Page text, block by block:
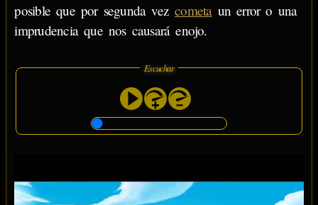
posible que por segunda vezcometaun error o una
imprudencia que nos causará enojo.
Escuchar